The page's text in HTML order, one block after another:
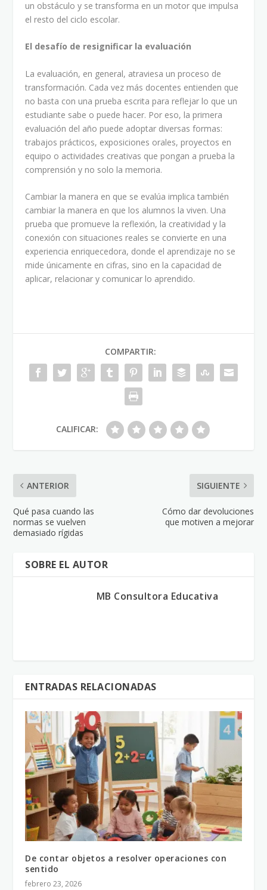
un obstáculo y se transforma en un motor que impulsa
el resto del ciclo escolar.
El desafío de resignificar la evaluación
La evaluación, en general, atraviesa un proceso de
transformación. Cada vez más docentes entienden que
no basta con una prueba escrita para reflejar lo que un
estudiante sabe o puede hacer. Por eso, la primera
evaluación del año puede adoptar diversas formas:
trabajos prácticos, exposiciones orales, proyectos en
equipo o actividades creativas que pongan a prueba la
comprensión y no solo la memoria.
Cambiar la manera en que se evalúa implica también
cambiar la manera en que los alumnos la viven. Una
prueba que promueve la reflexión, la creatividad y la
conexión con situaciones reales se convierte en una
experiencia enriquecedora, donde el aprendizaje no se
mide únicamente en cifras, sino en la capacidad de
aplicar, relacionar y comunicar lo aprendido.
COMPARTIR:
CALIFICAR:
ANTERIOR
Qué pasa cuando las
normas se vuelven
demasiado rígidas
SIGUIENTE
Cómo dar devoluciones
que motiven a mejorar
SOBRE EL AUTOR
MB Consultora Educativa
ENTRADAS RELACIONADAS
De contar objetos a resolver operaciones con
sentido
febrero 23, 2026